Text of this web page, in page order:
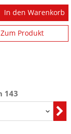
In den Warenkorb
Zum Produkt
143